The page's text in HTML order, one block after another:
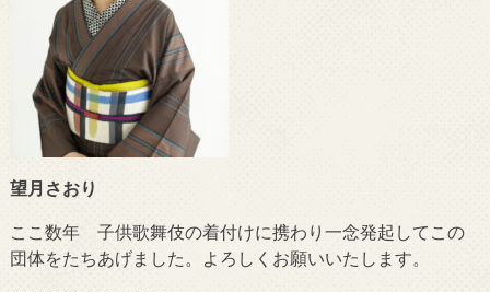
望月さおり
ここ数年 子供歌舞伎の着付けに携わり一念発起してこの
団体をたちあげました。よろしくお願いいたします。